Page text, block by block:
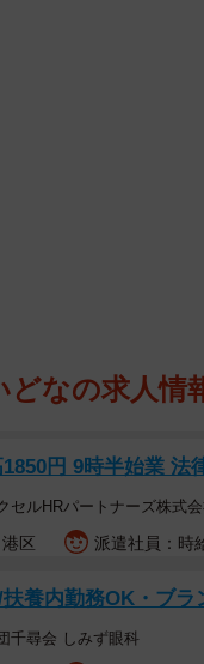
どなの求人情
円 9時半始業 法
セルHRパートナーズ株式
区 派遣社員：時
扶養内勤務OK・ブラ
千尋会 しみず眼科